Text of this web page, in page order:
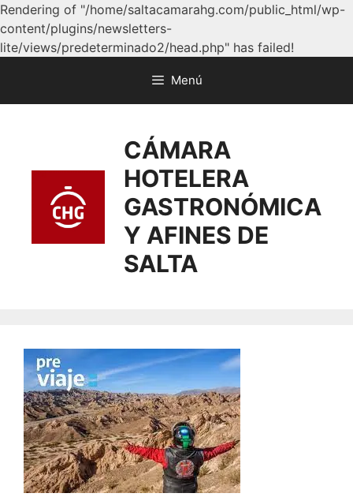
Rendering of "/home/saltacamarahg.com/public_html/wp-
content/plugins/newsletters-
lite/views/predeterminado2/head.php" has failed!
Menú
CÁMARA
HOTELERA
GASTRONÓMICA
Y AFINES DE
SALTA